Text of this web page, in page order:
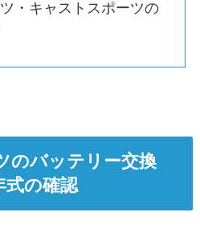
・キャストスポーツの
のバッテリー交換
の確認